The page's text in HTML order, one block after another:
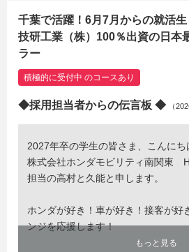
千葉で活躍！6月7月からの就活
技研工業（株）100％出資の日本
ラー
積極的に受付中 のコースあり
◆採用担当者からの伝言板 ◆ （
2027年卒の学生の皆さま、こんにち
株式会社ホンダモビリティ南関東
担当の高村と久能と申します。
ホンダが好き！車が好き！接客が好
ンジを応援します！
もっと見る